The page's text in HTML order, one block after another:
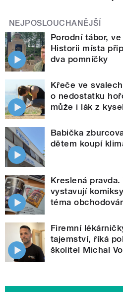
NEJPOSLOUCHANĚJŠÍ
Porodní tábor,
Historii místa
dva pomníčky
Křeče ve
o nedostatku
může i lák z
Babička
dětem koupí
Kreslená
vystavují
téma
Firemní
tajemství, říká
školitel Michal